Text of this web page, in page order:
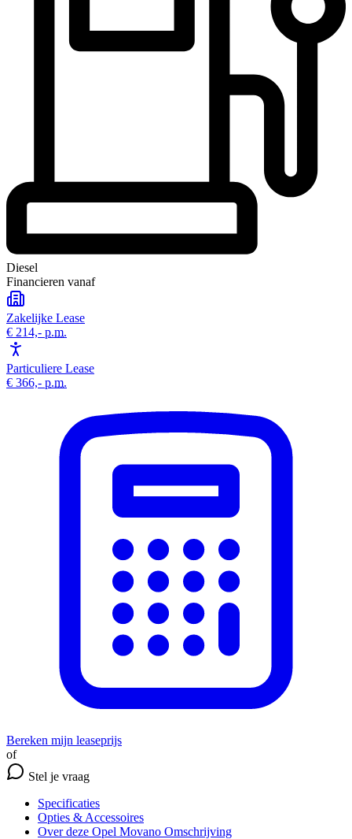
Diesel
Financieren vanaf
Zakelijke Lease
€ 214,- p.m.
Particuliere Lease
€ 366,- p.m.
Bereken mijn leaseprijs
of
Stel je vraag
Specificaties
Opties & Accessoires
Over deze Opel Movano Omschrijving